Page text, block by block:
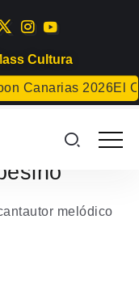
Cultura
2026El Club
en el
melódico